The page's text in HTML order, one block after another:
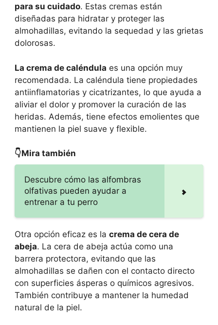
para su cuidado. Estas cremas están
diseñadas para hidratar y proteger las
almohadillas, evitando la sequedad y las grietas
dolorosas.
La crema de caléndula es una opción muy
recomendada. La caléndula tiene propiedades
antiinflamatorias y cicatrizantes, lo que ayuda a
aliviar el dolor y promover la curación de las
heridas. Además, tiene efectos emolientes que
mantienen la piel suave y flexible.
👇Mira también
Descubre cómo las alfombras
olfativas pueden ayudar a
entrenar a tu perro
Otra opción eficaz es la crema de cera de
abeja. La cera de abeja actúa como una
barrera protectora, evitando que las
almohadillas se dañen con el contacto directo
con superficies ásperas o químicos agresivos.
También contribuye a mantener la humedad
natural de la piel.